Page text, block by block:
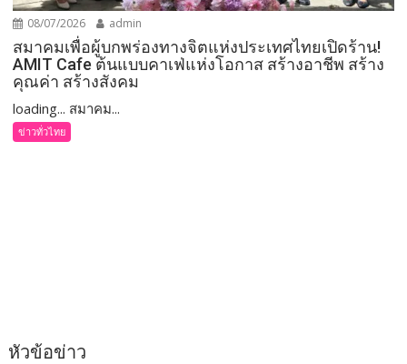
08/07/2026 admin
สมาคมเพื่อผู้บกพร่องทางจิตแห่งประเทศไทยเปิดร้าน!
AMIT Cafe ต้นแบบคาเฟ่แห่งโอกาส สร้างอาชีพ สร้าง
คุณค่า สร้างสังคม
loading... สมาคม...
ข่าวทั่วไทย
หัวข้อข่าว